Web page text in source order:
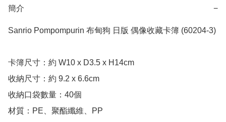
簡介 −
Sanrio Pompompurin 布甸狗 日版 偶像收藏卡簿 (60204-3)
卡簿尺寸：約 W10 x D3.5 x H14cm
收納尺寸：約 9.2 x 6.6cm
收納口袋數量：40個
材質：PE、聚酯纖維、PP